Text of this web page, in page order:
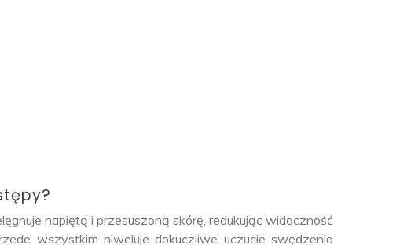
napiętą i przesuszoną skórę, redukując widoczność
wszystkim niweluje dokuczliwe uczucie swędzenia